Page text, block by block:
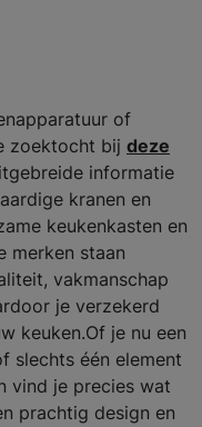
of
zoektocht bij deze
informatie
kranen en
keukenkasten en
merken staan
vakmanschap
je verzekerd
keuken.Of je nu een
slechts één element
vind je precies wat
prachtig design en